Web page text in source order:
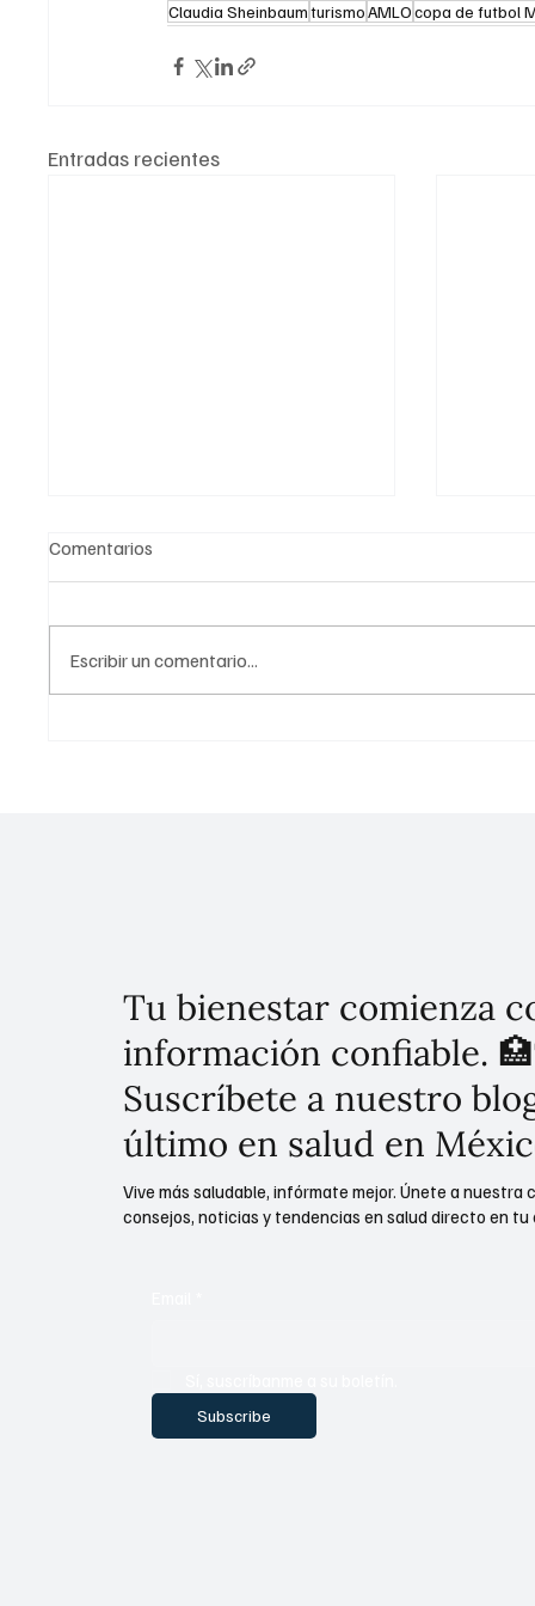
Claudia SheinbaumturismoAMLOcopa de futbol
Entradas recientes
Comentarios
Escribir un comentario...
Tu bienestar comienza
información confiable.
Suscríbete a nuestro
último en salud en
Subscribe
Vive más saludable, infórmate mejor. Únete a nuestra
consejos, noticias y tendencias en salud directo en tu